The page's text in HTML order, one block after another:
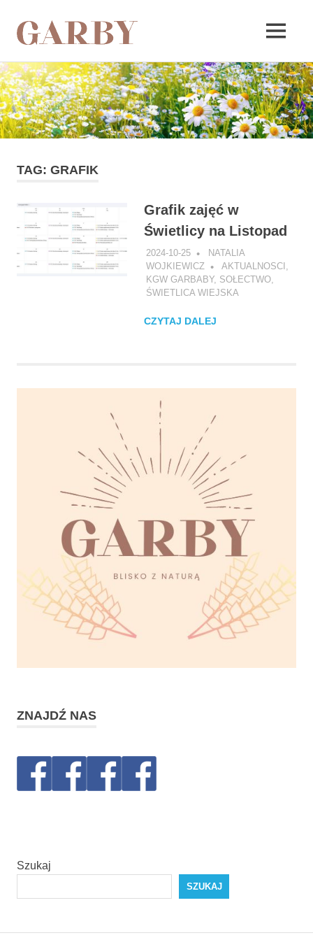
Skip
to
content
MENU
TAG: GRAFIK
Grafik zajęć w
Świetlicy na Listopad
2024-10-25
NATALIA
WOJKIEWICZ
AKTUALNOSCI
KGW GARBABY, SOŁECTWO,
ŚWIETLICA WIEJSKA
CZYTAJ DALEJ
ZNAJDŹ NAS
Szukaj
SZUKAJ